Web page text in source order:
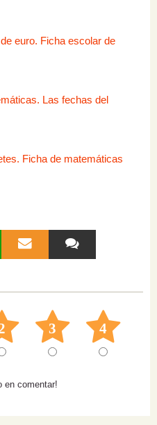
euro. Ficha escolar de
Las fechas del
Ficha de matemáticas
3 4
en comentar!